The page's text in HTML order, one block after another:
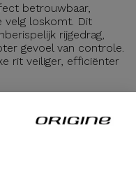
betrouwbaar,
velg loskomt. Dit
rijgedrag,
gevoel van controle.
rit veiliger, efficiënter